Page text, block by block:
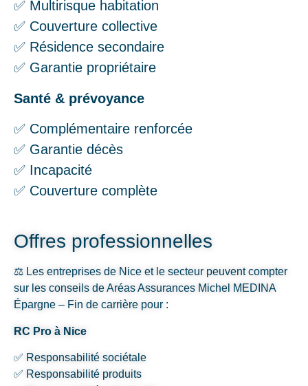
✅ Multirisque habitation
✅ Couverture collective
✅ Résidence secondaire
✅ Garantie propriétaire
Santé & prévoyance
✅ Complémentaire renforcée
✅ Garantie décès
✅ Incapacité
✅ Couverture complète
Offres professionnelles
⚖️ Les entreprises de Nice et le secteur peuvent compter
sur les conseils de Aréas Assurances Michel MEDINA
Épargne – Fin de carrière pour :
RC Pro à Nice
✅ Responsabilité sociétale
✅ Responsabilité produits